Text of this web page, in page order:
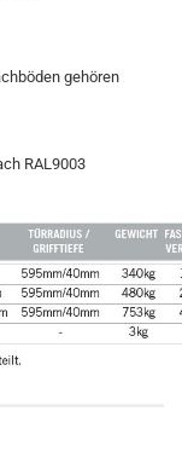
gehören
RAL9003